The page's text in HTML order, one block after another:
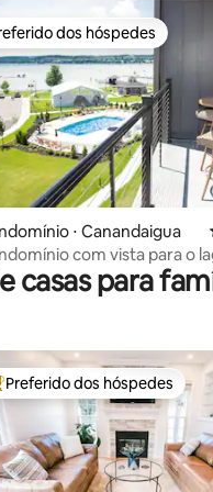
média de 5, 17
dos hóspedes
dos hóspedes
⋅ Canandaigua
com vista para o
de hidromassagem
| Restaurante
casas para
os melhores preferidos
Preferido dos hóspedes